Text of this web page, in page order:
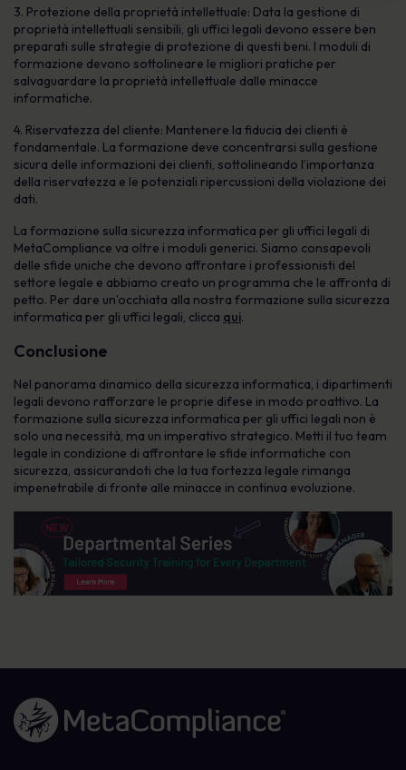
3. Protezione della proprietà intellettuale: Data la gestione di
proprietà intellettuali sensibili, gli uffici legali devono essere ben
preparati sulle strategie di protezione di questi beni. I moduli di
formazione devono sottolineare le migliori pratiche per
salvaguardare la proprietà intellettuale dalle minacce
informatiche.
4. Riservatezza del cliente: Mantenere la fiducia dei clienti è
fondamentale. La formazione deve concentrarsi sulla gestione
sicura delle informazioni dei clienti, sottolineando l’importanza
della riservatezza e le potenziali ripercussioni della violazione dei
dati.
La formazione sulla sicurezza informatica per gli uffici legali di
MetaCompliance va oltre i moduli generici. Siamo consapevoli
delle sfide uniche che devono affrontare i professionisti del
settore legale e abbiamo creato un programma che le affronta di
petto. Per dare un’occhiata alla nostra formazione sulla sicurezza
informatica per gli uffici legali, clicca qui.
Conclusione
Nel panorama dinamico della sicurezza informatica, i dipartimenti
legali devono rafforzare le proprie difese in modo proattivo. La
formazione sulla sicurezza informatica per gli uffici legali non è
solo una necessità, ma un imperativo strategico. Metti il tuo team
legale in condizione di affrontare le sfide informatiche con
sicurezza, assicurandoti che la tua fortezza legale rimanga
impenetrabile di fronte alle minacce in continua evoluzione.
Link alla homepage